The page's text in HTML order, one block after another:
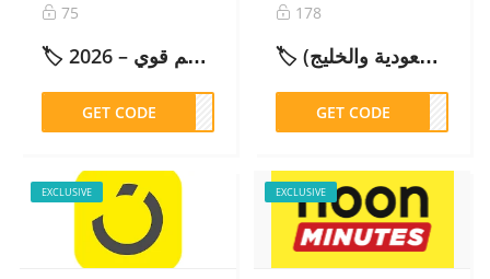
75
🏷️ تجربتي مع موقع ستايلي: رأي صادق وكود خصم قوي – 2026
GET CODESD67
178
🏷️ كود خصم دبدوب 2026 فعال ومحدث (خصم إضافي في السعودية والخليج)
GET CODEM31
EXCLUSIVE EXCLUSIVE